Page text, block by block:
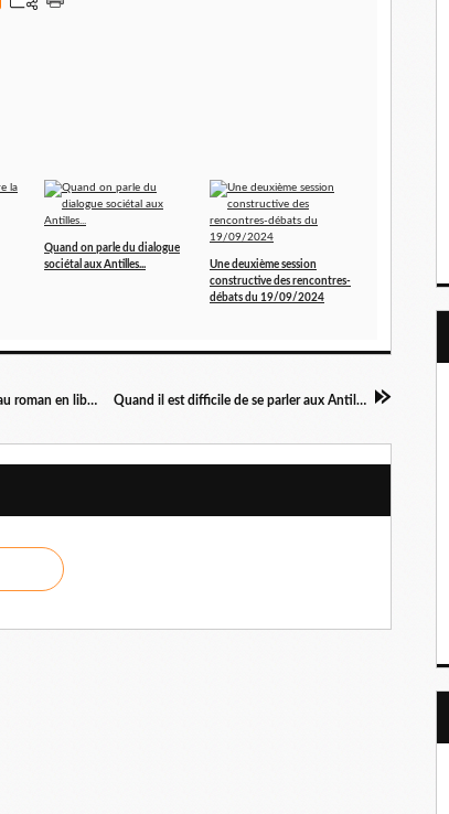
Quand on parle du dialogue
sociétal aux Antilles...
Une deuxième session
constructive des rencontres-
débats du 19/09/2024
"L'amour en canne à sucre teintée de sang" nouveau roman en librairies Quand il est difficile de se parler aux Antilles...